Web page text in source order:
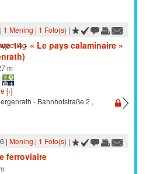
1 Mening | 1 Foto(s) |
14 - « Le pays calaminaire »
m
[›]
- Bahnhofstraße 2 ,
| Mening | 1 Foto(s) |
ferroviaire